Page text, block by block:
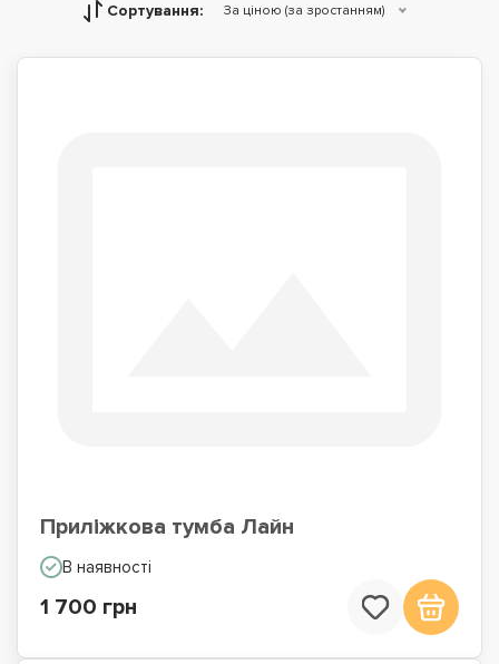
Сортування: За ціною (за зростанням)
Приліжкова тумба Лайн
В наявності
1 700 грн